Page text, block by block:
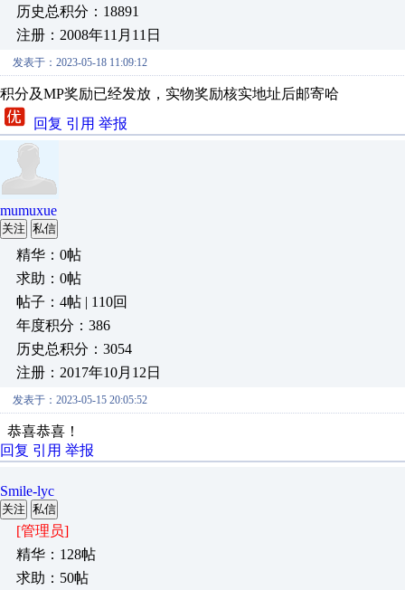
历史总积分：18891
注册：2008年11月11日
发表于：2023-05-18 11:09:12
积分及MP奖励已经发放，实物奖励核实地址后邮寄哈
回复 引用 举报
mumuxue
关注 私信
精华：0帖
求助：0帖
帖子：4帖 | 110回
年度积分：386
历史总积分：3054
注册：2017年10月12日
发表于：2023-05-15 20:05:52
恭喜恭喜！
回复 引用 举报
Smile-lyc
关注 私信
[管理员]
精华：128帖
求助：50帖